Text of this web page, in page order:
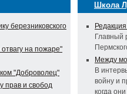
березниковского
на пожаре"
"Доброволец"
прав и свобод
Школа
Главный
Между
В
войну и
когда